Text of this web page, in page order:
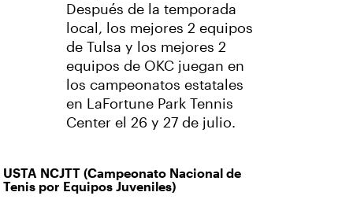
Después de la temporada
local, los mejores 2 equipos
de Tulsa y los mejores 2
equipos de OKC juegan en
los campeonatos estatales
en LaFortune Park Tennis
Center el 26 y 27 de julio.
USTA NCJTT (Campeonato Nacional de
Tenis por Equipos Juveniles)